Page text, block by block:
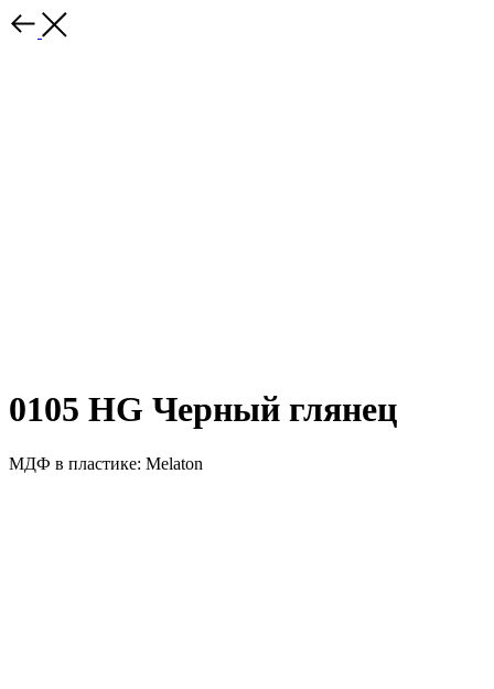
0105 HG Черный глянец
МДФ в пластике: Melaton